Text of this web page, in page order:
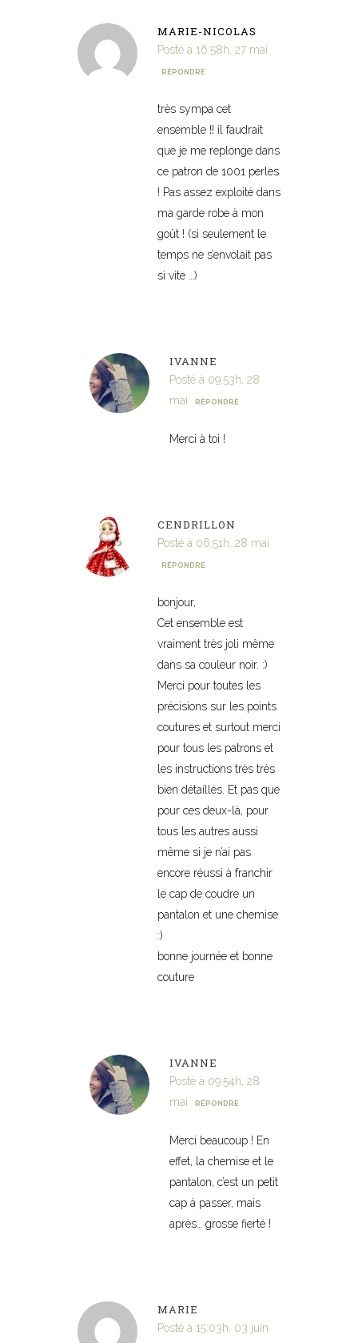
MARIE-NICOLAS
Posté à 16:58h, 27 mai
RÉPONDRE
très sympa cet
ensemble !! il faudrait
que je me replonge dans
ce patron de 1001 perles
! Pas assez exploité dans
ma garde robe à mon
goût ! (si seulement le
temps ne s’envolait pas
si vite …)
IVANNE
Posté à 09:53h, 28
mai
RÉPONDRE
Merci à toi !
CENDRILLON
Posté à 06:51h, 28 mai
RÉPONDRE
bonjour,
Cet ensemble est
vraiment très joli même
dans sa couleur noir. :)
Merci pour toutes les
précisions sur les points
coutures et surtout merci
pour tous les patrons et
les instructions très très
bien détaillés. Et pas que
pour ces deux-là, pour
tous les autres aussi
même si je n’ai pas
encore réussi à franchir
le cap de coudre un
pantalon et une chemise
:)
bonne journée et bonne
couture
IVANNE
Posté à 09:54h, 28
mai
RÉPONDRE
Merci beaucoup ! En
effet, la chemise et le
pantalon, c’est un petit
cap à passer, mais
après… grosse fierté !
MARIE
Posté à 15:03h, 03 juin